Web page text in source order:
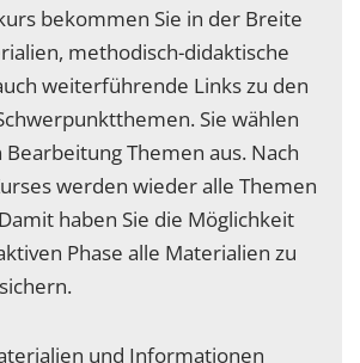
bekommen Sie in der Breite
methodisch-didaktische
weiterführende Links zu den
Sie wählen
Bearbeitung Themen aus. Nach
werden wieder alle Themen
haben Sie die Möglichkeit
Phase alle Materialien zu
und Informationen